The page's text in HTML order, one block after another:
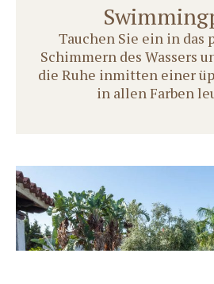
Tauchen Sie ein in das
Schimmern des Wassers
die Ruhe inmitten einer
in allen Farben